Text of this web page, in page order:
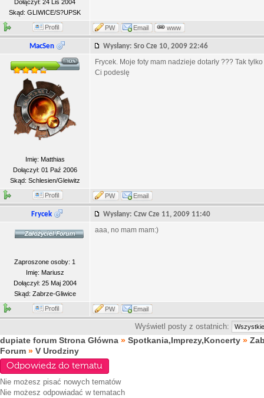
Dołączył: 24 Lis 2004
Skąd: GLIWICE/S?UPSK
Profil PW Email www
MacSen Wysłany: Sro Cze 10, 2009 22:46
Imię: Matthias
Dołączył: 01 Paź 2006
Skąd: Schlesien/Gleiwitz
Frycek. Moje foty mam nadzieje dotarły ??? Tak
Ci podeslę
Profil PW Email
Frycek Wysłany: Czw Cze 11, 2009 11:40
Zaproszone osoby: 1
Imię: Mariusz
Dołączył: 25 Maj 2004
Skąd: Zabrze-Gliwice
aaa, no mam mam:)
Profil PW Email
Wyświetl posty z ostatnich:
dupiate forum Strona Główna » Spotkania,Imprezy,Koncerty »
Forum » V Urodziny
Odpowiedz do tematu
Nie możesz pisać nowych tematów
Nie możesz odpowiadać w tematach